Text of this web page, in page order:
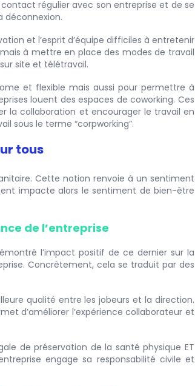
régulier avec son entreprise et de se
déconnexion.
et l’esprit d’équipe difficiles à entretenir
à mettre en place des modes de travail
site et télétravail.
et flexible mais aussi pour permettre à
louent des espaces de coworking. Ces
la collaboration et encourager le travail en
sous le terme “corpworking”.
tous
Cette notion renvoie à un sentiment
impacte alors le sentiment de bien-être
de l’entreprise
l’impact positif de ce dernier sur la
Concrètement, cela se traduit par des
qualité entre les jobeurs et la direction.
d’améliorer l’expérience collaborateur et
de préservation de la santé physique ET
engage sa responsabilité civile et